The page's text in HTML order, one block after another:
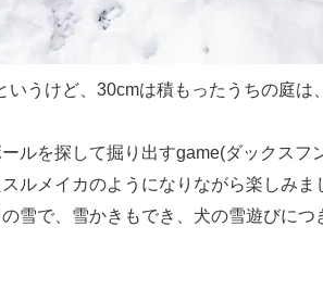
いうけど、30cmは積もったうちの庭は
ルを探して掘り出すgame(ダックスフ
ルメイカのようになりながら楽しみま
の雪で、雪かきもでき、犬の雪遊びに